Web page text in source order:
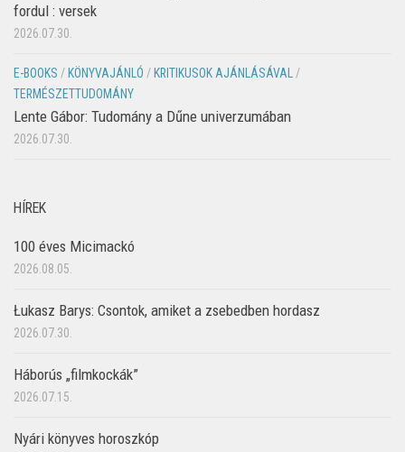
fordul : versek
2026.07.30.
E-BOOKS / KÖNYVAJÁNLÓ / KRITIKUSOK AJÁNLÁSÁVAL
/
TERMÉSZETTUDOMÁNY
Lente Gábor: Tudomány a Dűne univerzumában
2026.07.30.
HÍREK
100 éves Micimackó
2026.08.05.
Łukasz Barys: Csontok, amiket a zsebedben hordasz
2026.07.30.
Háborús „filmkockák”
2026.07.15.
Nyári könyves horoszkóp